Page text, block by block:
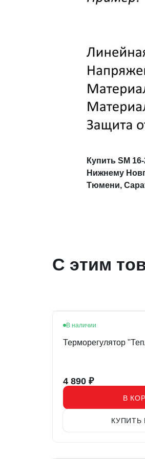
Купить SM
Нижнему
Тюмени,
С этим
В наличии
Терморегулятор
4 890 ₽
В
КУПИТЬ